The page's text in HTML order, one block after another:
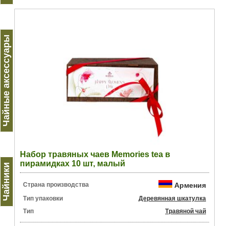
Чайные аксессуары
Чайники
Набор травяных чаев Memories tea в
пирамидках 10 шт, малый
Страна производства Армения
Тип упаковки
Деревянная шкатулка
Тип
Травяной чай